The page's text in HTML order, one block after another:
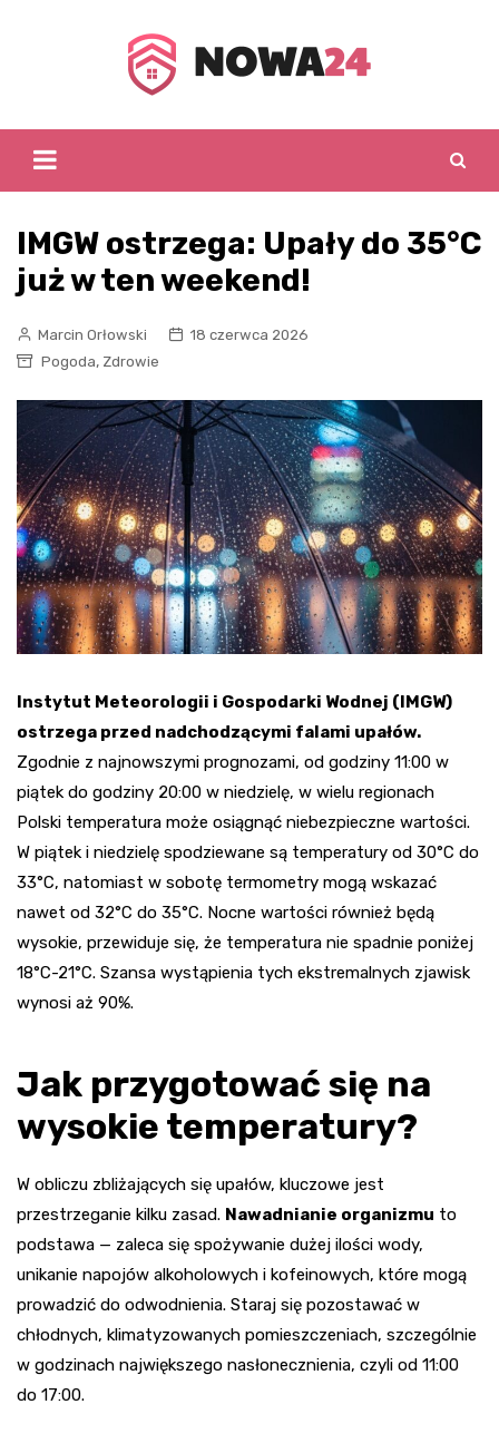
IMGW ostrzega: Upały do 35°C
już w ten weekend!
Marcin Orłowski
18 czerwca 2026
Pogoda, Zdrowie
Instytut Meteorologii i Gospodarki Wodnej (IMGW)
ostrzega przed nadchodzącymi falami upałów.
Zgodnie z najnowszymi prognozami, od godziny 11:00 w
piątek do godziny 20:00 w niedzielę, w wielu regionach
Polski temperatura może osiągnąć niebezpieczne wartości.
W piątek i niedzielę spodziewane są temperatury od 30°C do
33°C, natomiast w sobotę termometry mogą wskazać
nawet od 32°C do 35°C. Nocne wartości również będą
wysokie, przewiduje się, że temperatura nie spadnie poniżej
18°C-21°C. Szansa wystąpienia tych ekstremalnych zjawisk
wynosi aż 90%.
Jak przygotować się na
wysokie temperatury?
W obliczu zbliżających się upałów, kluczowe jest
przestrzeganie kilku zasad. Nawadnianie organizmu to
podstawa — zaleca się spożywanie dużej ilości wody,
unikanie napojów alkoholowych i kofeinowych, które mogą
prowadzić do odwodnienia. Staraj się pozostawać w
chłodnych, klimatyzowanych pomieszczeniach, szczególnie
w godzinach największego nasłonecznienia, czyli od 11:00
do 17:00.